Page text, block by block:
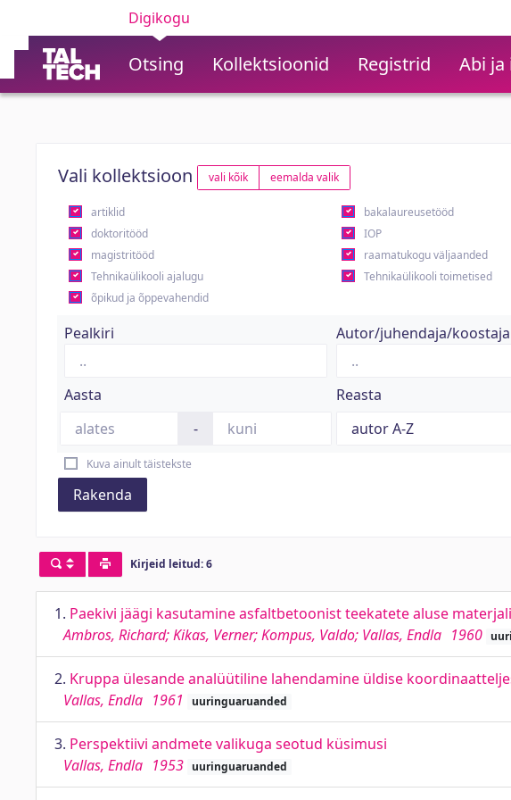
Digikogu
Otsing Kollektsioonid Registrid Abi ja
Vali kollektsioon vali kõik eemalda valik
artiklid bakalaureusetööd
doktoritööd
IOP
magistritööd
raamatukogu väljaanded
Tehnikaülikooli ajalugu
Tehnikaülikooli toimetised
õpikud ja õppevahendid
Pealkiri Autor/juhendaja/koostaja
Aasta
-
Reasta
Kuva ainult täistekste
Rakenda
Kirjeid leitud: 6
1. Paekivi jäägi kasutamine asfaltbetoonist teekatete aluse
Ambros, Richard; Kikas, Verner; Kompus, Valdo; Vallas, Endla 1960
2. Kruppa ülesande analüütiline lahendamine üldise
Vallas, Endla 1961 uuringuaruanded
3. Perspektiivi andmete valikuga seotud küsimusi
Vallas, Endla 1953 uuringuaruanded